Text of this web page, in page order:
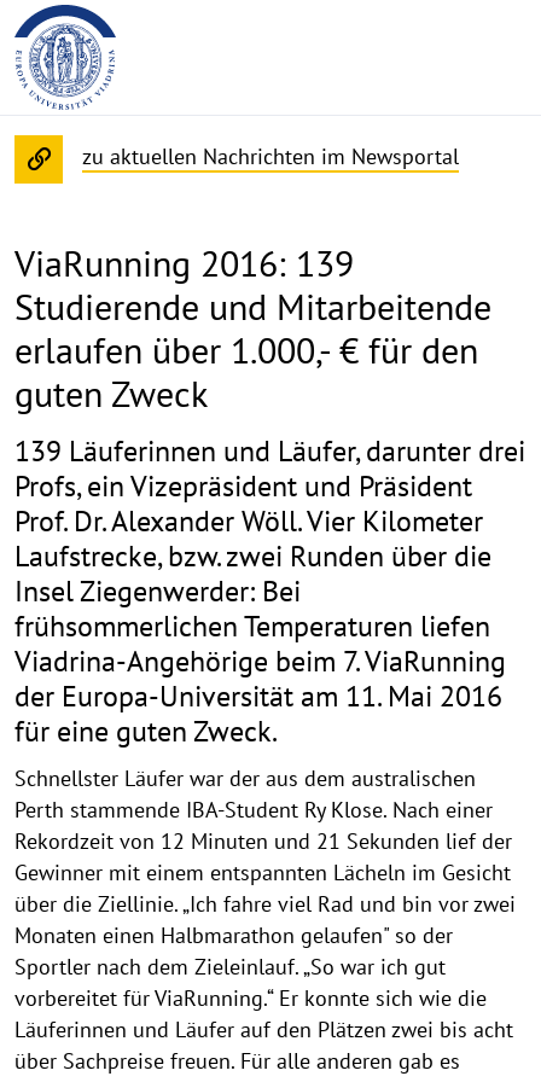
zu aktuellen Nachrichten im Newsportal
ViaRunning 2016: 139
Studierende und Mitarbeitende
erlaufen über 1.000,- € für den
guten Zweck
139 Läuferinnen und Läufer, darunter drei
Profs, ein Vizepräsident und Präsident
Prof. Dr. Alexander Wöll. Vier Kilometer
Laufstrecke, bzw. zwei Runden über die
Insel Ziegenwerder: Bei
frühsommerlichen Temperaturen liefen
Viadrina-Angehörige beim 7. ViaRunning
der Europa-Universität am 11. Mai 2016
für eine guten Zweck.
Schnellster Läufer war der aus dem australischen
Perth stammende IBA-Student Ry Klose. Nach einer
Rekordzeit von 12 Minuten und 21 Sekunden lief der
Gewinner mit einem entspannten Lächeln im Gesicht
über die Ziellinie. „Ich fahre viel Rad und bin vor zwei
Monaten einen Halbmarathon gelaufen" so der
Sportler nach dem Zieleinlauf. „So war ich gut
vorbereitet für ViaRunning.“ Er konnte sich wie die
Läuferinnen und Läufer auf den Plätzen zwei bis acht
über Sachpreise freuen. Für alle anderen gab es